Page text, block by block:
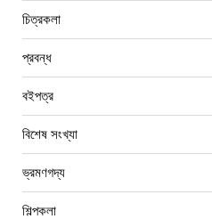
চিত্রকলা
প্রবন্ধ
বইপত্র
বিশেষ সংখ্যা
ভ্রমণগদ্য
শিল্পকলা